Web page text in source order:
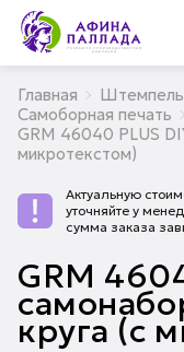
Главная
Самоборная печать
GRM 46040 PLUS
микротекстом)
Актуальную
уточняйте у
сумма заказа
GRM
круга (с